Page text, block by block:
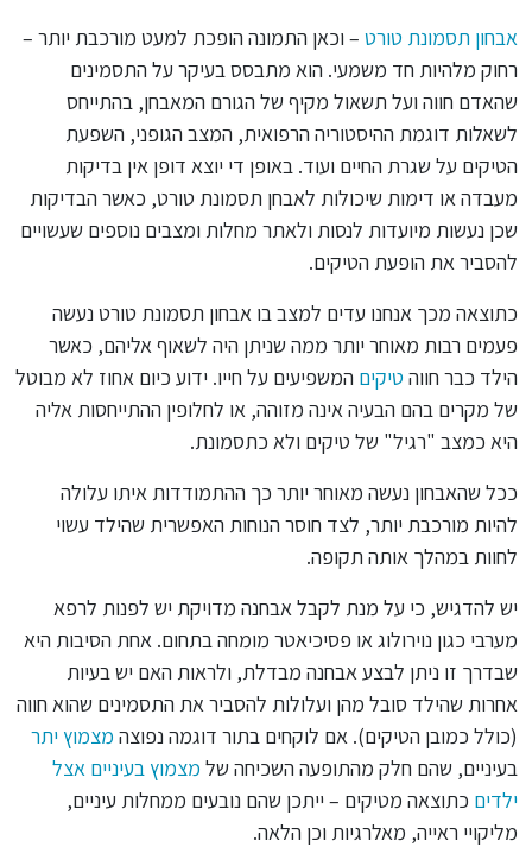
אבחון תסמונת טורט – וכאן התמונה הופכת למעט מורכבת יותר –
רחוק מלהיות חד משמעי. הוא מתבסס בעיקר על התסמינים
שהאדם חווה ועל תשאול מקיף של הגורם המאבחן, בהתייחס
לשאלות דוגמת ההיסטוריה הרפואית, המצב הגופני, השפעת
הטיקים על שגרת החיים ועוד. באופן די יוצא דופן אין בדיקות
מעבדה או דימות שיכולות לאבחן תסמונת טורט, כאשר הבדיקות
שכן נעשות מיועדות לנסות ולאתר מחלות ומצבים נוספים שעשויים
להסביר את הופעת הטיקים.
כתוצאה מכך אנחנו עדים למצב בו אבחון תסמונת טורט נעשה
פעמים רבות מאוחר יותר ממה שניתן היה לשאוף אליהם, כאשר
הילד כבר חווה טיקים המשפיעים על חייו. ידוע כיום אחוז לא מבוטל
של מקרים בהם הבעיה אינה מזוהה, או לחלופין ההתייחסות אליה
היא כמצב "רגיל" של טיקים ולא כתסמונת.
ככל שהאבחון נעשה מאוחר יותר כך ההתמודדות איתו עלולה
להיות מורכבת יותר, לצד חוסר הנוחות האפשרית שהילד עשוי
לחוות במהלך אותה תקופה.
יש להדגיש, כי על מנת לקבל אבחנה מדויקת יש לפנות לרפא
מערבי כגון נוירולוג או פסיכיאטר מומחה בתחום. אחת הסיבות היא
שבדרך זו ניתן לבצע אבחנה מבדלת, ולראות האם יש בעיות
אחרות שהילד סובל מהן ועלולות להסביר את התסמינים שהוא חווה
(כולל כמובן הטיקים). אם לוקחים בתור דוגמה נפוצה מצמוץ יתר
בעיניים, שהם חלק מהתופעה השכיחה של מצמוץ בעיניים אצל
ילדים כתוצאה מטיקים – ייתכן שהם נובעים ממחלות עיניים,
מליקויי ראייה, מאלרגיות וכן הלאה.